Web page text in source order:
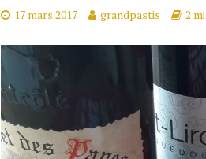
17 mars 2017 grandpastis 2